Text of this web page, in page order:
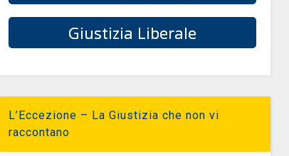
Giustizia Liberale
L’Eccezione – La Giustizia che non vi
raccontano